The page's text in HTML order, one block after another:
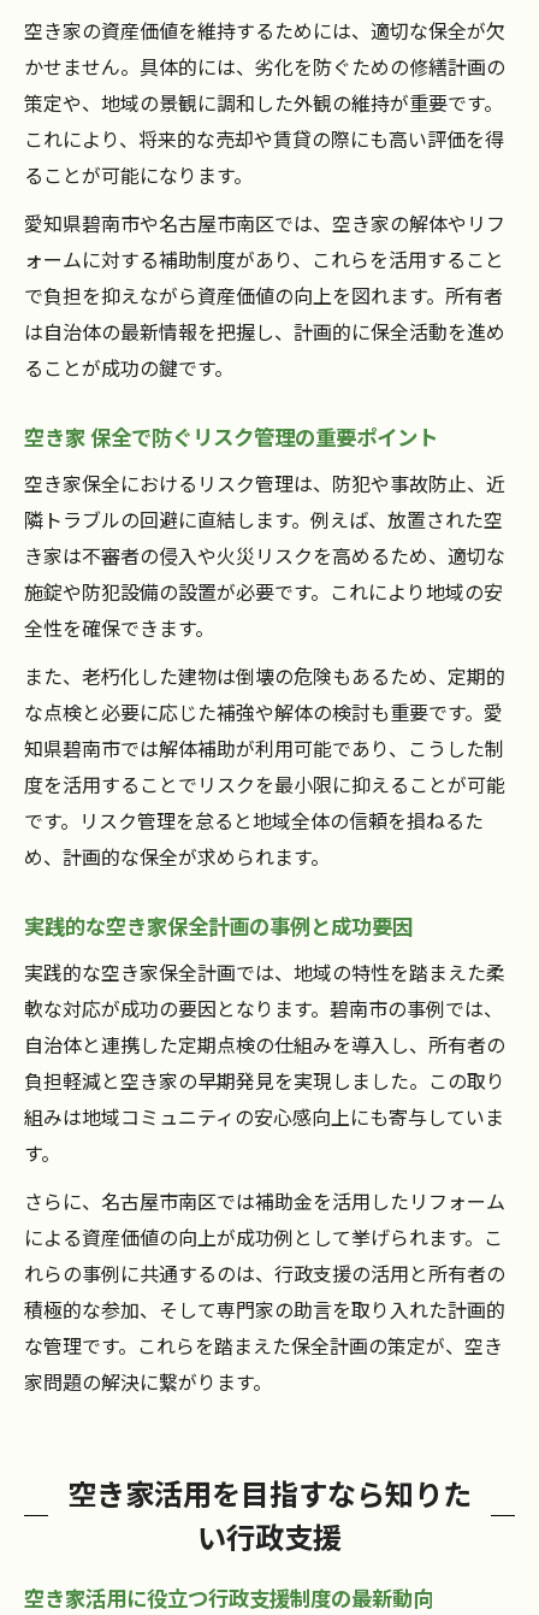
空き家の資産価値を維持するためには、適切な保全が欠
かせません。具体的には、劣化を防ぐための修繕計画の
策定や、地域の景観に調和した外観の維持が重要です。
これにより、将来的な売却や賃貸の際にも高い評価を得
ることが可能になります。
愛知県碧南市や名古屋市南区では、空き家の解体やリフ
ォームに対する補助制度があり、これらを活用すること
で負担を抑えながら資産価値の向上を図れます。所有者
は自治体の最新情報を把握し、計画的に保全活動を進め
ることが成功の鍵です。
空き家 保全で防ぐリスク管理の重要ポイント
空き家保全におけるリスク管理は、防犯や事故防止、近
隣トラブルの回避に直結します。例えば、放置された空
き家は不審者の侵入や火災リスクを高めるため、適切な
施錠や防犯設備の設置が必要です。これにより地域の安
全性を確保できます。
また、老朽化した建物は倒壊の危険もあるため、定期的
な点検と必要に応じた補強や解体の検討も重要です。愛
知県碧南市では解体補助が利用可能であり、こうした制
度を活用することでリスクを最小限に抑えることが可能
です。リスク管理を怠ると地域全体の信頼を損ねるた
め、計画的な保全が求められます。
実践的な空き家保全計画の事例と成功要因
実践的な空き家保全計画では、地域の特性を踏まえた柔
軟な対応が成功の要因となります。碧南市の事例では、
自治体と連携した定期点検の仕組みを導入し、所有者の
負担軽減と空き家の早期発見を実現しました。この取り
組みは地域コミュニティの安心感向上にも寄与していま
す。
さらに、名古屋市南区では補助金を活用したリフォーム
による資産価値の向上が成功例として挙げられます。こ
れらの事例に共通するのは、行政支援の活用と所有者の
積極的な参加、そして専門家の助言を取り入れた計画的
な管理です。これらを踏まえた保全計画の策定が、空き
家問題の解決に繋がります。
空き家活用を目指すなら知りた
い行政支援
空き家活用に役立つ行政支援制度の最新動向